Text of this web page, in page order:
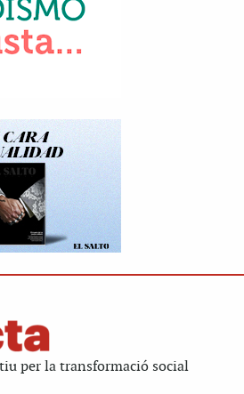
per la transformació social